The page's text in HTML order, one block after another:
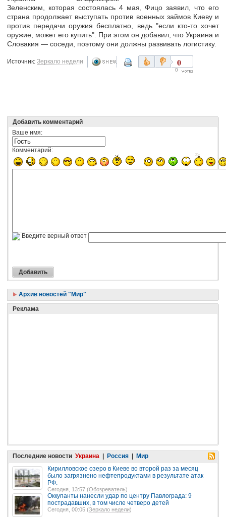
Зеленским, которая состоялась 4 мая, Фицо заявил, что его
страна продолжает выступать против военных займов Киеву и
против передачи оружия бесплатно, ведь "если кто-то хочет
оружие, может его купить". При этом он добавил, что Украина и
Словакия — соседи, поэтому они должны развивать логистику.
Источник: Зеркало недели 0
0
Добавить комментарий
Ваше имя:
Комментарий:
Введите верный ответ
Архив новостей "Мир"
Реклама
Последние новости Украина | Россия | Мир
Кирилловское озеро в Киеве во второй раз за месяц
было загрязнено нефтепродуктами в результате атак
РФ.
Сегодня, 13:57 (Обозреватель)
Оккупанты нанесли удар по центру Павлограда: 9
пострадавших, в том числе четверо детей
Сегодня, 00:05 (Зеркало недели)